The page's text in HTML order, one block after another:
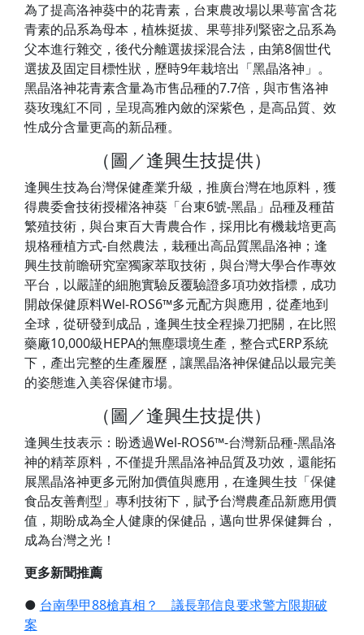
為了提高洛神葵中的花青素，台東農改場以果萼富含花
青素的品系為母本，植株挺拔、果萼排列緊密之品系為
父本進行雜交，後代分離選拔採混合法，由第8個世代
選拔及固定目標性狀，歷時9年栽培出「黑晶洛神」。
黑晶洛神花青素含量為市售品種的7.7倍，與市售洛神
葵玫瑰紅不同，呈現高雅內斂的深紫色，是高品質、效
性成分含量更高的新品種。
（圖／逢興生技提供）
逢興生技為台灣保健產業升級，推廣台灣在地原料，獲
得農委會技術授權洛神葵「台東6號-黑晶」品種及種苗
繁殖技術，與台東百大青農合作，採用比有機栽培更高
規格種植方式-自然農法，栽種出高品質黑晶洛神；逢
興生技前瞻研究室獨家萃取技術，與台灣大學合作專效
平台，以嚴謹的細胞實驗反覆驗證多項功效指標，成功
開啟保健原料Wel-ROS6™多元配方與應用，從產地到
全球，從研發到成品，逢興生技全程操刀把關，在比照
藥廠10,000級HEPA的無塵環境生產，整合式ERP系統
下，產出完整的生產履歷，讓黑晶洛神保健品以最完美
的姿態進入美容保健市場。
（圖／逢興生技提供）
逢興生技表示：盼透過Wel-ROS6™-台灣新品種-黑晶洛
神的精萃原料，不僅提升黑晶洛神品質及功效，還能拓
展黑晶洛神更多元附加價值與應用，在逢興生技「保健
食品友善劑型」專利技術下，賦予台灣農產品新應用價
值，期盼成為全人健康的保健品，邁向世界保健舞台，
成為台灣之光！
更多新聞推薦
● 台南學甲88槍真相？ 議長郭信良要求警方限期破
案